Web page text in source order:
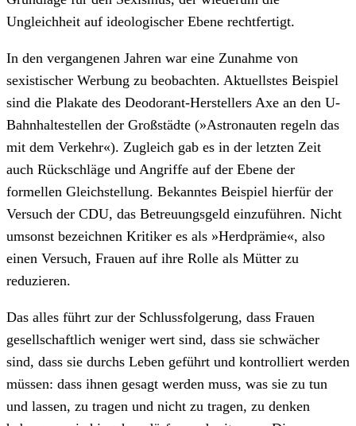
Ungleichheit auf ideologischer Ebene rechtfertigt.
In den vergangenen Jahren war eine Zunahme von
sexistischer Werbung zu beobachten. Aktuellstes Beispiel
sind die Plakate des Deodorant-Herstellers Axe an den U-
Bahnhaltestellen der Großstädte (»Astronauten regeln das
mit dem Verkehr«). Zugleich gab es in der letzten Zeit
auch Rückschläge und Angriffe auf der Ebene der
formellen Gleichstellung. Bekanntes Beispiel hierfür der
Versuch der CDU, das Betreuungsgeld einzuführen. Nicht
umsonst bezeichnen Kritiker es als »Herdprämie«, also
einen Versuch, Frauen auf ihre Rolle als Mütter zu
reduzieren.
Das alles führt zur der Schlussfolgerung, dass Frauen
gesellschaftlich weniger wert sind, dass sie schwächer
sind, dass sie durchs Leben geführt und kontrolliert werden
müssen: dass ihnen gesagt werden muss, was sie zu tun
und lassen, zu tragen und nicht zu tragen, zu denken